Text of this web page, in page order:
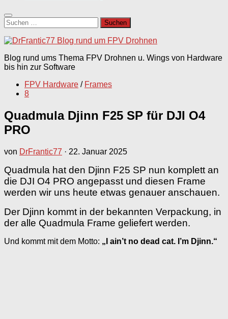
Suchen
nach:
Blog rund ums Thema FPV Drohnen u. Wings von Hardware
bis hin zur Software
FPV Hardware / Frames
8
Quadmula Djinn F25 SP für DJI O4
PRO
von DrFrantic77 · 22. Januar 2025
Quadmula hat den Djinn F25 SP nun komplett an
die DJI O4 PRO angepasst und diesen Frame
werden wir uns heute etwas genauer anschauen.
Der Djinn kommt in der bekannten Verpackung, in
der alle Quadmula Frame geliefert werden.
Und kommt mit dem Motto: „I ain’t no dead cat. I’m Djinn.“